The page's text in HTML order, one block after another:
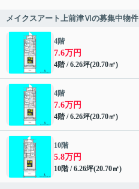
メイクスアート上前津Ⅵの募集中物件
4階
7.6万円
4階 / 6.26坪(20.70㎡)
4階
7.6万円
4階 / 6.26坪(20.70㎡)
10階
5.8万円
10階 / 6.26坪(20.70㎡)